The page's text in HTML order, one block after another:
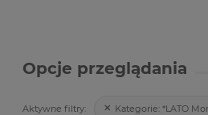
Opcje przeglądania
Aktywne filtry: Kategorie: *LATO